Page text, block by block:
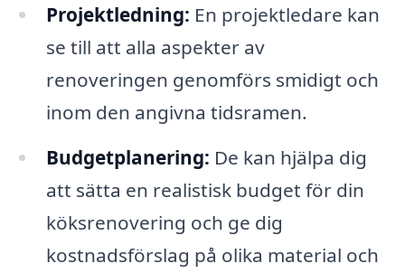
Projektledning: En projektledare kan
se till att alla aspekter av
renoveringen genomförs smidigt och
inom den angivna tidsramen.
Budgetplanering: De kan hjälpa dig
att sätta en realistisk budget för din
köksrenovering och ge dig
kostnadsförslag på olika material och